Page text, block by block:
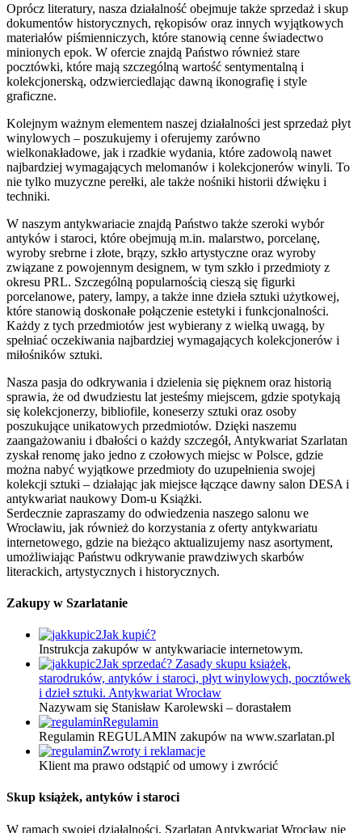
Oprócz literatury, nasza działalność obejmuje także sprzedaż i skup
dokumentów historycznych, rękopisów oraz innych wyjątkowych
materiałów piśmienniczych, które stanowią cenne świadectwo
minionych epok. W ofercie znajdą Państwo również stare
pocztówki, które mają szczególną wartość sentymentalną i
kolekcjonerską, odzwierciedlając dawną ikonografię i style
graficzne.
Kolejnym ważnym elementem naszej działalności jest sprzedaż płyt
winylowych – poszukujemy i oferujemy zarówno
wielkonakładowe, jak i rzadkie wydania, które zadowolą nawet
najbardziej wymagających melomanów i kolekcjonerów winyli. To
nie tylko muzyczne perełki, ale także nośniki historii dźwięku i
techniki.
W naszym antykwariacie znajdą Państwo także szeroki wybór
antyków i staroci, które obejmują m.in. malarstwo, porcelanę,
wyroby srebrne i złote, brązy, szkło artystyczne oraz wyroby
związane z powojennym designem, w tym szkło i przedmioty z
okresu PRL. Szczególną popularnością cieszą się figurki
porcelanowe, patery, lampy, a także inne dzieła sztuki użytkowej,
które stanowią doskonałe połączenie estetyki i funkcjonalności.
Każdy z tych przedmiotów jest wybierany z wielką uwagą, by
spełniać oczekiwania najbardziej wymagających kolekcjonerów i
miłośników sztuki.
Nasza pasja do odkrywania i dzielenia się pięknem oraz historią
sprawia, że od dwudziestu lat jesteśmy miejscem, gdzie spotykają
się kolekcjonerzy, bibliofile, koneserzy sztuki oraz osoby
poszukujące unikatowych przedmiotów. Dzięki naszemu
zaangażowaniu i dbałości o każdy szczegół, Antykwariat Szarlatan
zyskał renomę jako jedno z czołowych miejsc w Polsce, gdzie
można nabyć wyjątkowe przedmioty do uzupełnienia swojej
kolekcji sztuki – działając jak miejsce łączące dawny salon DESA i
antykwariat naukowy Dom-u Książki.
Serdecznie zapraszamy do odwiedzenia naszego salonu we
Wrocławiu, jak również do korzystania z oferty antykwariatu
internetowego, gdzie na bieżąco aktualizujemy nasz asortyment,
umożliwiając Państwu odkrywanie prawdziwych skarbów
literackich, artystycznych i historycznych.
Zakupy w Szarlatanie
Jak kupić?
Instrukcja zakupów w antykwariacie internetowym.
Jak sprzedać? Zasady skupu książek,
starodruków, antyków i staroci, płyt winylowych, pocztówek
i dzieł sztuki. Antykwariat Wrocław
Nazywam się Stanisław Karolewski – dorastałem
Regulamin
Regulamin REGULAMIN zakupów na www.szarlatan.pl
Zwroty i reklamacje
Klient ma prawo odstąpić od umowy i zwrócić
Skup książek, antyków i staroci
W ramach swojej działalności, Szarlatan Antykwariat Wrocław nie